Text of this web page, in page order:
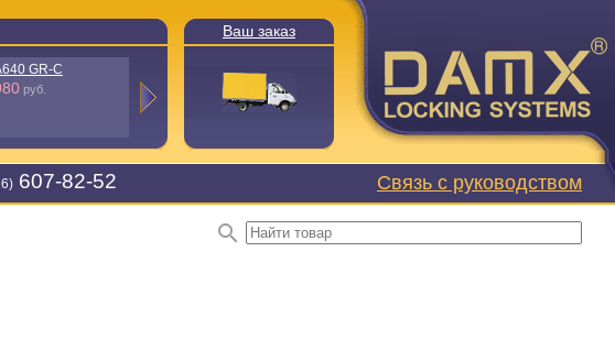
Ваш заказ
Связь с руководством
607-82-52